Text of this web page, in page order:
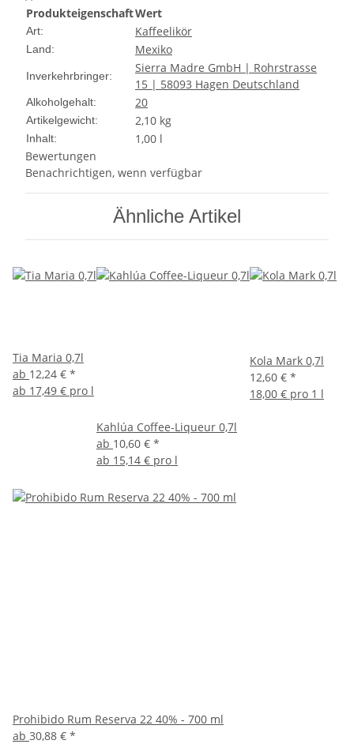
ProdukteigenschaftWert
Art: Kaffeelikör
Land: Mexiko
Inverkehrbringer:
Sierra Madre GmbH | Rohrstrasse
15 | 58093 Hagen Deutschland
Alkoholgehalt: 20
Artikelgewicht: 2,10 kg
Inhalt:
1,00 l
Bewertungen
Benachrichtigen, wenn verfügbar
Ähnliche Artikel
Tia Maria 0,7l
ab 12,24 € *
ab 17,49 € pro l
Kahlúa Coffee-Liqueur 0,7l
ab 10,60 € *
ab 15,14 € pro l
Kola Mark 0,7l
12,60 € *
18,00 € pro 1 l
Prohibido Rum Reserva 22 40% - 700 ml
ab 30,88 € *